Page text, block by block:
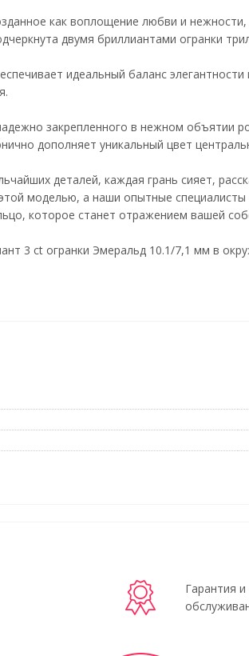
как воплощение любви и
двумя бриллиантами огранки
идеальный баланс
закрепленного в нежном объятии
дополняет уникальный цвет
деталей, каждая грань сияет,
моделью, а наши опытные
которое станет отражением вашей
3 ct огранки Эмеральд 10.1/7,1 мм в
Гарантия